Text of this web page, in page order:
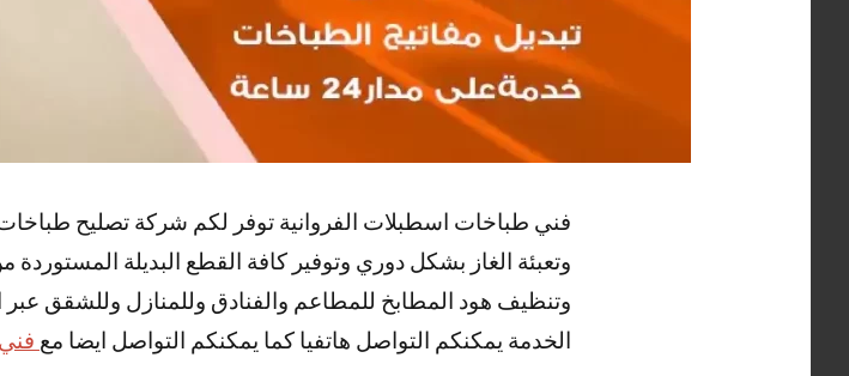
فني طباخات اسطبلات الفروانية توفر لكم شركة تصليح طباخات
وتعبئة الغاز بشكل دوري وتوفير كافة القطع البديلة
وتنظيف هود المطابخ للمطاعم والفنادق وللمنازل وللشقق
الخدمة يمكنكم التواصل هاتفيا كما يمكنكم التواصل ايضا مع